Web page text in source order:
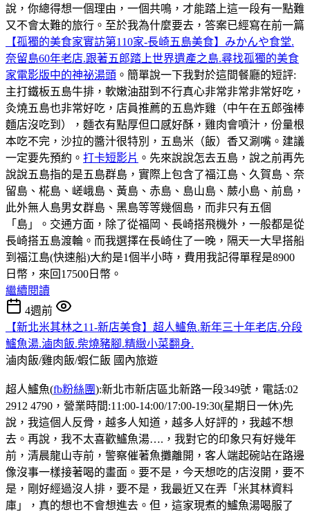
說，你總得想一個理由，一個共鳴，才能踏上這一段有一點難
又不會太難的旅行。至於我為什麼要去，答案已經寫在前一篇
【孤獨的美食家實訪第110家-長崎五島美食】みかんや食堂.
奈留島60年老店.跟著五郎踏上世界遺產之島.尋找孤獨的美食
家電影版中的神祕湯頭 。簡單說一下我對於這間餐廳的短評:
主打鐵板五島牛排，軟嫩油甜到不行真心非常非常非常好吃，
灸燒五島也非常好吃，店員推薦的五島炸雞（中午在五郎強棒
麵店沒吃到），麵衣有點厚但口感好酥，雞肉會噴汁，份量根
本吃不完，沙拉的醬汁很特別，五島米（飯）香又涮嘴。建議
一定要先預約。 打卡短影片 。先來說說怎去五島，說之前再先
說說五島指的是五島群島，實際上包含了福江島、久賀島、奈
留島、椛島、嵯峨島、黃島、赤島、島山島、蕨小島、前島，
此外無人島男女群島、黑島等等幾個島，而非只有五個
「島」。交通方面，除了從福岡、長崎搭飛機外，一般都是從
長崎搭五島渡輪。而我選擇在長崎住了一晚，隔天一大早搭船
到福江島(快速船)大約是1個半小時，費用我記得單程是8900
日幣，來回17500日幣。
繼續閱讀
4週前
【新北米其林之11-新店美食】超人鱸魚.新年三十年老店.分段
鱸魚湯.滷肉飯.柴燒豬腳.精緻小菜翻身.
滷肉飯/雞肉飯/蝦仁飯 國內旅遊
超人鱸魚(fb粉絲團):新北市新店區北新路一段349號，電話:02
2912 4790，營業時間:11:00-14:00/17:00-19:30(星期日一休)先
說，我這個人反骨，越多人知道，越多人好評的，我越不想
去。再說，我不太喜歡鱸魚湯….，我對它的印象只有好幾年
前，清晨龍山寺前，警察催著魚攤離開，客人端起碗站在路邊
像沒事一樣接著喝的畫面。要不是，今天想吃的店沒開，要不
是，剛好經過沒人排，要不是，我最近又在弄「米其林資料
庫」，真的想也不會想進去。但，這家現煮的鱸魚湯喝服了